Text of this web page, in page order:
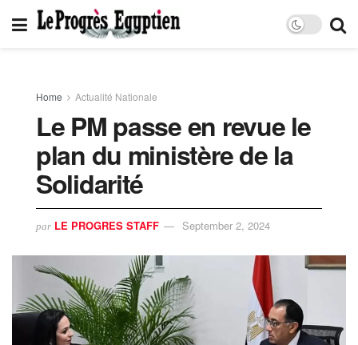
Home Actualité Nationale
Le PM passe en revue le
plan du ministère de la
Solidarité
par LE PROGRES STAFF September 2, 2024